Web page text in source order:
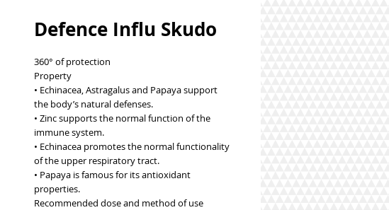
Defence Influ Skudo
360° of protection
Property
• Echinacea, Astragalus and Papaya support
the body’s natural defenses.
• Zinc supports the normal function of the
immune system.
• Echinacea promotes the normal functionality
of the upper respiratory tract.
• Papaya is famous for its antioxidant
properties.
Recommended dose and method of use